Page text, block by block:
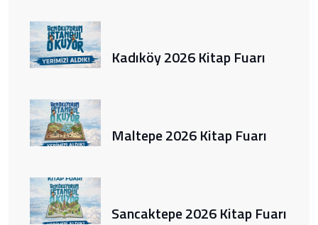
Kadıköy 2026 Kitap Fuarı
Maltepe 2026 Kitap Fuarı
Sancaktepe 2026 Kitap Fuarı